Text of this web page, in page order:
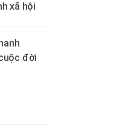
xã hội
đời